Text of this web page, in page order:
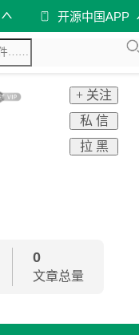
开源中国APP
+ 关注
私 信
拉 黑
0
文章总量